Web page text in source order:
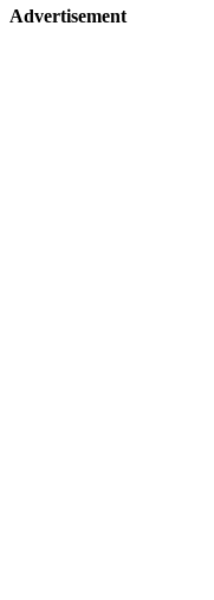
Advertisement